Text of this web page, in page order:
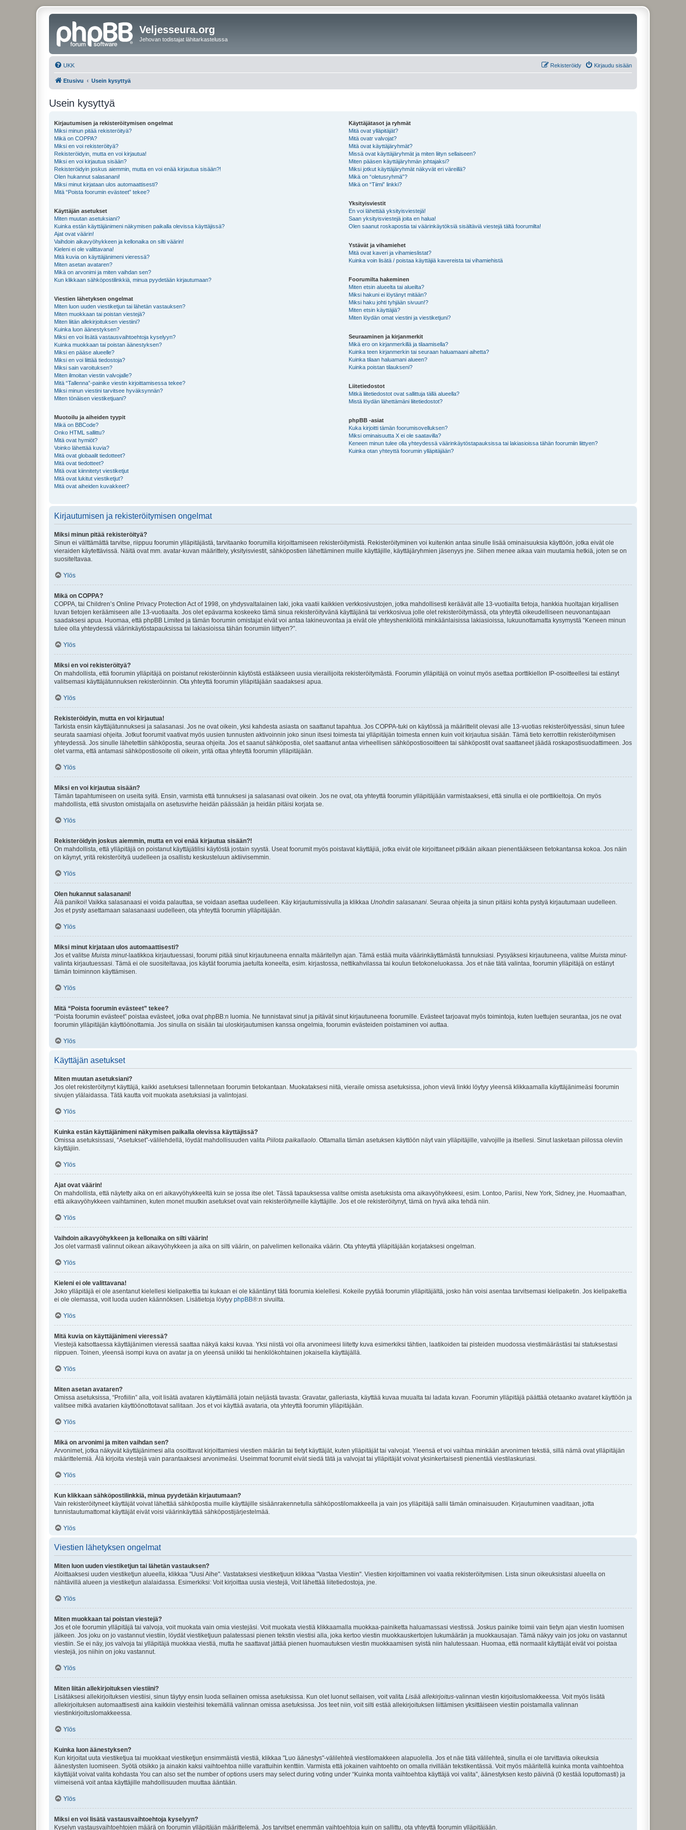
Veljesseura.org
Jehovan todistajat lähitarkastelussa
UKK Kirjaudu sisään
Rekisteröidy
Etusivu Usein kysyttyä
Usein kysyttyä
Kirjautumisen ja rekisteröitymisen ongelmat
Miksi minun pitää rekisteröityä?
Mikä on COPPA?
Miksi en voi rekisteröityä?
Rekisteröidyin, mutta en voi kirjautua!
Miksi en voi kirjautua sisään?
Rekisteröidyin joskus aiemmin, mutta en voi enää kirjautua sisään?!
Olen hukannut salasanani!
Miksi minut kirjataan ulos automaattisesti?
Mitä “Poista foorumin evästeet” tekee?
Käyttäjän asetukset
Miten muutan asetuksiani?
Kuinka estän käyttäjänimeni näkymisen paikalla olevissa käyttäjissä?
Ajat ovat väärin!
Vaihdoin aikavyöhykkeen ja kellonaika on silti väärin!
Kieleni ei ole valittavana!
Mitä kuvia on käyttäjänimeni vieressä?
Miten asetan avataren?
Mikä on arvonimi ja miten vaihdan sen?
Kun klikkaan sähköpostilinkkiä, minua pyydetään kirjautumaan?
Viestien lähetyksen ongelmat
Miten luon uuden viestiketjun tai lähetän vastauksen?
Miten muokkaan tai poistan viestejä?
Miten liitän allekirjoituksen viestiini?
Kuinka luon äänestyksen?
Miksi en voi lisätä vastausvaihtoehtoja kyselyyn?
Kuinka muokkaan tai poistan äänestyksen?
Miksi en pääse alueelle?
Miksi en voi liittää tiedostoja?
Miksi sain varoituksen?
Miten ilmoitan viestin valvojalle?
Mitä “Tallenna”-painike viestin kirjoittamisessa tekee?
Miksi minun viestini tarvitsee hyväksynnän?
Miten tönäisen viestiketjuani?
Muotoilu ja aiheiden tyypit
Mikä on BBCode?
Onko HTML sallittu?
Mitä ovat hymiöt?
Voinko lähettää kuvia?
Mitä ovat globaalit tiedotteet?
Mitä ovat tiedotteet?
Mitä ovat kiinnitetyt viestiketjut
Mitä ovat lukitut viestiketjut?
Mitä ovat aiheiden kuvakkeet?
Käyttäjätasot ja ryhmät
Mitä ovat ylläpitäjät?
Mitä ovatr valvojat?
Mitä ovat käyttäjäryhmät?
Missä ovat käyttäjäryhmät ja miten liityn sellaiseen?
Miten pääsen käyttäjäryhmän johtajaksi?
Miksi jotkut käyttäjäryhmät näkyvät eri väreillä?
Mikä on “oletusryhmä”?
Mikä on “Tiimi” linkki?
Yksityisviestit
En voi lähettää yksityisviestejä!
Saan yksityisviestejä joita en halua!
Olen saanut roskapostia tai väärinkäytöksiä sisältäviä viestejä tältä foorumilta!
Ystävät ja vihamiehet
Mitä ovat kaveri ja vihamieslistat?
Kuinka voin lisätä / poistaa käyttäjiä kavereista tai vihamiehistä
Foorumilta hakeminen
Miten etsin alueelta tai alueilta?
Miksi hakuni ei löytänyt mitään?
Miksi haku johti tyhjään sivuun!?
Miten etsin käyttäjiä?
Miten löydän omat viestini ja viestiketjuni?
Seuraaminen ja kirjanmerkit
Mikä ero on kirjanmerkillä ja tilaamisella?
Kuinka teen kirjanmerkin tai seuraan haluamaani aihetta?
Kuinka tilaan haluamani alueen?
Kuinka poistan tilaukseni?
Liitetiedostot
Mitkä liitetiedostot ovat sallittuja tällä alueella?
Mistä löydän lähettämäni liitetiedostot?
phpBB -asiat
Kuka kirjoitti tämän foorumisovelluksen?
Miksi ominaisuutta X ei ole saatavilla?
Keneen minun tulee olla yhteydessä väärinkäytöstapauksissa tai lakiasioissa tähän foorumiin liittyen?
Kuinka otan yhteyttä foorumin ylläpitäjään?
Kirjautumisen ja rekisteröitymisen ongelmat
Miksi minun pitää rekisteröityä?
Sinun ei välttämättä tarvitse, riippuu foorumin ylläpitäjästä, tarvitaanko foorumilla kirjoittamiseen rekisteröitymistä. Rekisteröityminen voi kuitenkin antaa sinulle lisää ominaisuuksia käyttöön, jotka eivät ole
vieraiden käytettävissä. Näitä ovat mm. avatar-kuvan määrittely, yksityisviestit, sähköpostien lähettäminen muille käyttäjille, käyttäjäryhmien jäsenyys jne. Siihen menee aikaa vain muutamia hetkiä, joten se on
suositeltavaa.
Ylös
Mikä on COPPA?
COPPA, tai Children’s Online Privacy Protection Act of 1998, on yhdysvaltalainen laki, joka vaatii kaikkien verkkosivustojen, jotka mahdollisesti keräävät alle 13-vuotiailta tietoja, hankkia huoltajan kirjallisen
luvan tietojen keräämiseen alle 13-vuotiaalta. Jos olet epävarma koskeeko tämä sinua rekisteröityvänä käyttäjänä tai verkkosivua jolle olet rekisteröitymässä, ota yhteyttä oikeudelliseen neuvonantajaan
saadaksesi apua. Huomaa, että phpBB Limited ja tämän foorumin omistajat eivät voi antaa lakineuvontaa ja eivät ole yhteyshenkilöitä minkäänlaisissa lakiasioissa, lukuunottamatta kysymystä “Keneen minun
tulee olla yhteydessä väärinkäytöstapauksissa tai lakiasioissa tähän foorumiin liittyen?”.
Ylös
Miksi en voi rekisteröityä?
On mahdollista, että foorumin ylläpitäjä on poistanut rekisteröinnin käytöstä estääkseen uusia vierailijoita rekisteröitymästä. Foorumin ylläpitäjä on voinut myös asettaa porttikiellon IP-osoitteellesi tai estänyt
valitsemasi käyttäjätunnuksen rekisteröinnin. Ota yhteyttä foorumin ylläpitäjään saadaksesi apua.
Ylös
Rekisteröidyin, mutta en voi kirjautua!
Tarkista ensin käyttäjätunnuksesi ja salasanasi. Jos ne ovat oikein, yksi kahdesta asiasta on saattanut tapahtua. Jos COPPA-tuki on käytössä ja määrittelit olevasi alle 13-vuotias rekisteröityessäsi, sinun tulee
seurata saamiasi ohjeita. Jotkut foorumit vaativat myös uusien tunnusten aktivoinnin joko sinun itsesi toimesta tai ylläpitäjän toimesta ennen kuin voit kirjautua sisään. Tämä tieto kerrottiin rekisteröitymisen
yhteydessä. Jos sinulle lähetettiin sähköpostia, seuraa ohjeita. Jos et saanut sähköpostia, olet saattanut antaa virheellisen sähköpostiosoitteen tai sähköpostit ovat saattaneet jäädä roskapostisuodattimeen. Jos
olet varma, että antamasi sähköpostiosoite oli oikein, yritä ottaa yhteyttä foorumin ylläpitäjään.
Ylös
Miksi en voi kirjautua sisään?
Tämän tapahtumiseen on useita syitä. Ensin, varmista että tunnuksesi ja salasanasi ovat oikein. Jos ne ovat, ota yhteyttä foorumin ylläpitäjään varmistaaksesi, että sinulla ei ole porttikieltoja. On myös
mahdollista, että sivuston omistajalla on asetusvirhe heidän päässään ja heidän pitäisi korjata se.
Ylös
Rekisteröidyin joskus aiemmin, mutta en voi enää kirjautua sisään?!
On mahdollista, että ylläpitäjä on poistanut käyttäjätilisi käytöstä jostain syystä. Useat foorumit myös poistavat käyttäjiä, jotka eivät ole kirjoittaneet pitkään aikaan pienentääkseen tietokantansa kokoa. Jos näin
on käynyt, yritä rekisteröityä uudelleen ja osallistu keskusteluun aktiivisemmin.
Ylös
Olen hukannut salasanani!
Älä panikoi! Vaikka salasanaasi ei voida palauttaa, se voidaan asettaa uudelleen. Käy kirjautumissivulla ja klikkaa Unohdin salasanani . Seuraa ohjeita ja sinun pitäisi kohta pystyä kirjautumaan uudelleen.
Jos et pysty asettamaan salasanaasi uudelleen, ota yhteyttä foorumin ylläpitäjään.
Ylös
Miksi minut kirjataan ulos automaattisesti?
Jos et valitse Muista minut-laatikkoa kirjautuessasi, foorumi pitää sinut kirjautuneena ennalta määritellyn ajan. Tämä estää muita väärinkäyttämästä tunnuksiasi. Pysyäksesi kirjautuneena, valitse Muista minut-
valinta kirjautuessasi. Tämä ei ole suositeltavaa, jos käytät foorumia jaetulta koneelta, esim. kirjastossa, nettikahvilassa tai koulun tietokoneluokassa. Jos et näe tätä valintaa, foorumin ylläpitäjä on estänyt
tämän toiminnon käyttämisen.
Ylös
Mitä “Poista foorumin evästeet” tekee?
“Poista foorumin evästeet” poistaa evästeet, jotka ovat phpBB:n luomia. Ne tunnistavat sinut ja pitävät sinut kirjautuneena foorumille. Evästeet tarjoavat myös toimintoja, kuten luettujen seurantaa, jos ne ovat
foorumin ylläpitäjän käyttöönottamia. Jos sinulla on sisään tai uloskirjautumisen kanssa ongelmia, foorumin evästeiden poistaminen voi auttaa.
Ylös
Käyttäjän asetukset
Miten muutan asetuksiani?
Jos olet rekisteröitynyt käyttäjä, kaikki asetuksesi tallennetaan foorumin tietokantaan. Muokataksesi niitä, vieraile omissa asetuksissa, johon vievä linkki löytyy yleensä klikkaamalla käyttäjänimeäsi foorumin
sivujen ylälaidassa. Tätä kautta voit muokata asetuksiasi ja valintojasi.
Ylös
Kuinka estän käyttäjänimeni näkymisen paikalla olevissa käyttäjissä?
Omissa asetuksissasi, “Asetukset”-välilehdellä, löydät mahdollisuuden valita Piilota paikallaolo . Ottamalla tämän asetuksen käyttöön näyt vain ylläpitäjille, valvojille ja itsellesi. Sinut lasketaan piilossa oleviin
käyttäjiin.
Ylös
Ajat ovat väärin!
On mahdollista, että näytetty aika on eri aikavyöhykkeeltä kuin se jossa itse olet. Tässä tapauksessa valitse omista asetuksista oma aikavyöhykkeesi, esim. Lontoo, Pariisi, New York, Sidney, jne. Huomaathan,
että aikavyöhykkeen vaihtaminen, kuten monet muutkin asetukset ovat vain rekisteröityneille käyttäjille. Jos et ole rekisteröitynyt, tämä on hyvä aika tehdä niin.
Ylös
Vaihdoin aikavyöhykkeen ja kellonaika on silti väärin!
Jos olet varmasti valinnut oikean aikavyöhykkeen ja aika on silti väärin, on palvelimen kellonaika väärin. Ota yhteyttä ylläpitäjään korjataksesi ongelman.
Ylös
Kieleni ei ole valittavana!
Joko ylläpitäjä ei ole asentanut kielellesi kielipakettia tai kukaan ei ole kääntänyt tätä foorumia kielellesi. Kokeile pyytää foorumin ylläpitäjältä, josko hän voisi asentaa tarvitsemasi kielipaketin. Jos kielipakettia
ei ole olemassa, voit luoda uuden käännöksen. Lisätietoja löytyy phpBB®:n sivuilta.
Ylös
Mitä kuvia on käyttäjänimeni vieressä?
Viestejä katsottaessa käyttäjänimen vieressä saattaa näkyä kaksi kuvaa. Yksi niistä voi olla arvonimeesi liitetty kuva esimerkiksi tähtien, laatikoiden tai pisteiden muodossa viestimäärästäsi tai statuksestasi
riippuen. Toinen, yleensä isompi kuva on avatar ja on yleensä uniikki tai henkilökohtainen jokaisella käyttäjällä.
Ylös
Miten asetan avataren?
Omissa asetuksissa, “Profiilin” alla, voit lisätä avataren käyttämällä jotain neljästä tavasta: Gravatar, galleriasta, käyttää kuvaa muualta tai ladata kuvan. Foorumin ylläpitäjä päättää otetaanko avataret käyttöön ja
valitsee mitkä avatarien käyttöönottotavat sallitaan. Jos et voi käyttää avataria, ota yhteyttä foorumin ylläpitäjään.
Ylös
Mikä on arvonimi ja miten vaihdan sen?
Arvonimet, jotka näkyvät käyttäjänimesi alla osoittavat kirjoittamiesi viestien määrän tai tietyt käyttäjät, kuten ylläpitäjät tai valvojat. Yleensä et voi vaihtaa minkään arvonimen tekstiä, sillä nämä ovat ylläpitäjän
määrittelemiä. Älä kirjoita viestejä vain parantaaksesi arvonimeäsi. Useimmat foorumit eivät siedä tätä ja valvojat tai ylläpitäjät voivat yksinkertaisesti pienentää viestilaskuriasi.
Ylös
Kun klikkaan sähköpostilinkkiä, minua pyydetään kirjautumaan?
Vain rekisteröityneet käyttäjät voivat lähettää sähköpostia muille käyttäjille sisäänrakennetulla sähköpostilomakkeella ja vain jos ylläpitäjä sallii tämän ominaisuuden. Kirjautuminen vaaditaan, jotta
tunnistautumattomat käyttäjät eivät voisi väärinkäyttää sähköpostijärjestelmää.
Ylös
Viestien lähetyksen ongelmat
Miten luon uuden viestiketjun tai lähetän vastauksen?
Aloittaaksesi uuden viestiketjun alueella, klikkaa "Uusi Aihe". Vastataksesi viestiketjuun klikkaa "Vastaa Viestiin". Viestien kirjoittaminen voi vaatia rekisteröitymisen. Lista sinun oikeuksistasi alueella on
nähtävillä alueen ja viestiketjun alalaidassa. Esimerkiksi: Voit kirjoittaa uusia viestejä, Voit lähettää liitetiedostoja, jne.
Ylös
Miten muokkaan tai poistan viestejä?
Jos et ole foorumin ylläpitäjä tai valvoja, voit muokata vain omia viestejäsi. Voit muokata viestiä klikkaamalla muokkaa-painiketta haluamassasi viestissä. Joskus painike toimii vain tietyn ajan viestin luomisen
jälkeen. Jos joku on jo vastannut viestiin, löydät viestiketjuun palatessasi pienen tekstin viestisi alla, joka kertoo viestin muokkauskertojen lukumäärän ja muokkausajan. Tämä näkyy vain jos joku on vastannut
viestiin. Se ei näy, jos valvoja tai ylläpitäjä muokkaa viestiä, mutta he saattavat jättää pienen huomautuksen viestin muokkaamisen syistä niin halutessaan. Huomaa, että normaalit käyttäjät eivät voi poistaa
viestejä, jos niihin on joku vastannut.
Ylös
Miten liitän allekirjoituksen viestiini?
Lisätäksesi allekirjoituksen viestiisi, sinun täytyy ensin luoda sellainen omissa asetuksissa. Kun olet luonut sellaisen, voit valita Lisää allekirjoitus-valinnan viestin kirjoituslomakkeessa. Voit myös lisätä
allekirjoituksen automaattisesti aina kaikkiin viesteihisi tekemällä valinnan omissa asetuksissa. Jos teet niin, voit silti estää allekirjoituksen liittämisen yksittäiseen viestiin poistamalla valinnan
viestinkirjoituslomakkeessa.
Ylös
Kuinka luon äänestyksen?
Kun kirjoitat uuta viestiketjua tai muokkaat viestiketjun ensimmäistä viestiä, klikkaa "Luo äänestys"-välilehteä viestilomakkeen alapuolella. Jos et näe tätä välilehteä, sinulla ei ole tarvittavia oikeuksia
äänestysten luomiseen. Syötä otsikko ja ainakin kaksi vaihtoehtoa niille varattuihin kenttiin. Varmista että jokainen vaihtoehto on omalla rivillään tekstikentässä. Voit myös määritellä kuinka monta vaihtoehtoa
käyttäjät voivat valita kohdasta You can also set the number of options users may select during voting under “Kuinka monta vaihtoehtoa käyttäjä voi valita”, äänestyksen kesto päivinä (0 kestää loputtomasti) ja
viimeisenä voit antaa käyttäjille mahdollisuuden muuttaa ääntään.
Ylös
Miksi en voi lisätä vastausvaihtoehtoja kyselyyn?
Kyselyn vastausvaihtoehtojen määrä on foorumin ylläpitäjän määrittelemä. Jos tarvitset enemmän vaihtoehtoja kuin on sallittu, ota yhteyttä foorumin ylläpitäjään.